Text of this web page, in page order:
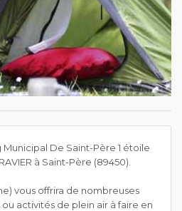
De Saint-Père 1 étoile
à Saint-Père (89450).
vous offrira de nombreuses
activités de plein air à faire en